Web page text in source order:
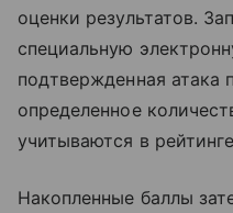
оценки результатов.
специальную
подтвержденная атака
определенное
учитываются в
Накопленные баллы